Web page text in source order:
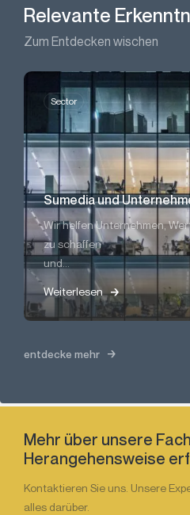
Relevante
Zum Entdecken wischen
Sector
Sumedia und
Wir helfen Unternehmen,
zu schaffen
und...
Weiterlesen
entdecke mehr
Mehr über unsere
Herangehensweise
Kontaktieren Sie uns. Unsere
alles darüber.